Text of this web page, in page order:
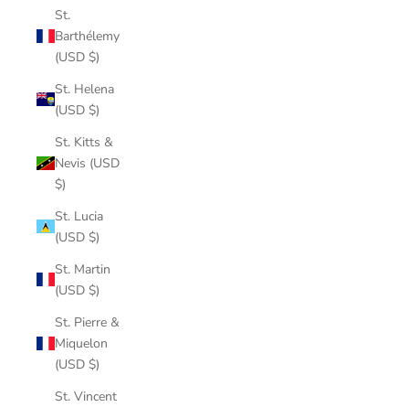
St.
Barthélemy
(USD $)
St. Helena
(USD $)
St. Kitts &
Nevis (USD
$)
St. Lucia
(USD $)
St. Martin
(USD $)
St. Pierre &
Miquelon
(USD $)
St. Vincent